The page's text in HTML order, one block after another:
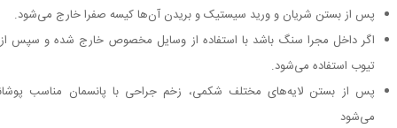
پس از بستن شریان و ورید سیستیک و بریدن آن‌ها کیسه صفرا خارج می‌شود.
تیوب استفاده می‌شود.
پس از بستن لایه‌های مختلف شکمی، زخم جراحی با پانسمان مناسب
می‌شود